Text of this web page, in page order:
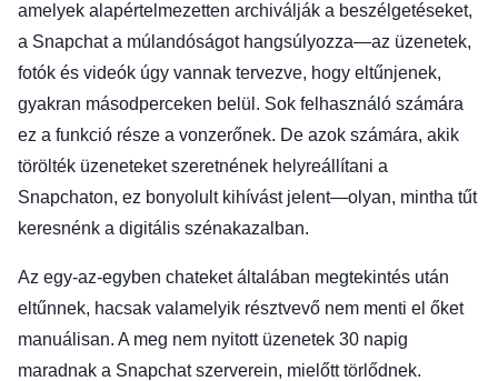
amelyek alapértelmezetten archiválják a beszélgetéseket,
a Snapchat a múlandóságot hangsúlyozza—az üzenetek,
fotók és videók úgy vannak tervezve, hogy eltűnjenek,
gyakran másodperceken belül. Sok felhasználó számára
ez a funkció része a vonzerőnek. De azok számára, akik
törölték üzeneteket szeretnének helyreállítani a
Snapchaton, ez bonyolult kihívást jelent—olyan, mintha tűt
keresnénk a digitális szénakazalban.
Az egy-az-egyben chateket általában megtekintés után
eltűnnek, hacsak valamelyik résztvevő nem menti el őket
manuálisan. A meg nem nyitott üzenetek 30 napig
maradnak a Snapchat szerverein, mielőtt törlődnek.